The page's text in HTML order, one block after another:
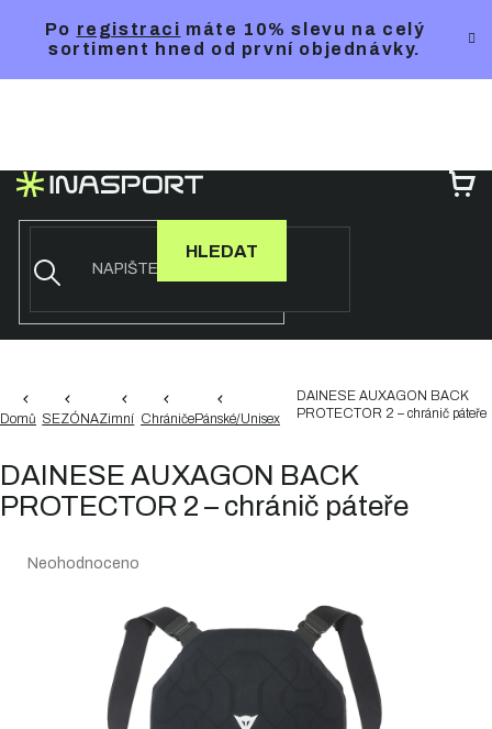
Po registraci máte 10% slevu na celý
sortiment hned od první objednávky.
HLEDAT
Domů SEZÓNAZimní ChráničePánské/Unisex
DAINESE AUXAGON BACK
PROTECTOR 2 – chránič páteře
DAINESE AUXAGON BACK
PROTECTOR 2 – chránič páteře
Průměrné
Neohodnoceno